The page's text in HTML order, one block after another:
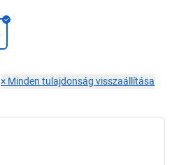
× Minden tulajdonság visszaállítása